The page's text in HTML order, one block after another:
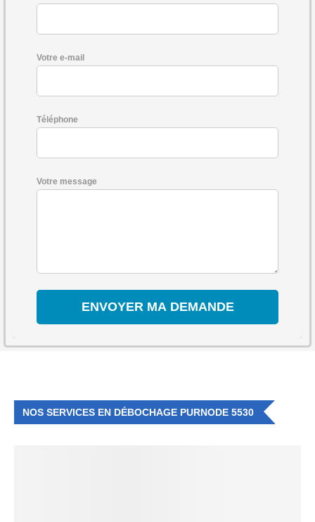
Votre e-mail
Téléphone
Votre message
NOS SERVICES EN DÉBOCHAGE PURNODE 5530